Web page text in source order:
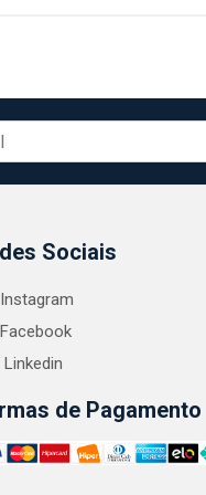
Sociais
Instagram
Facebook
Linkedin
de Pagamento